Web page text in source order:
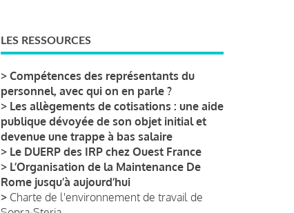
LES RESSOURCES
> Compétences des représentants du
personnel, avec qui on en parle ?
> Les allègements de cotisations : une aide
publique dévoyée de son objet initial et
devenue une trappe à bas salaire
> Le DUERP des IRP chez Ouest France
> L’Organisation de la Maintenance De
Rome jusqu’à aujourd’hui
> Charte de l'environnement de travail de